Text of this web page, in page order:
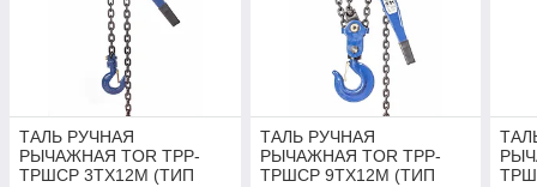
ТАЛЬ РУЧНАЯ
РЫЧАЖНАЯ TOR ТРР-
ТРШСР 3ТХ12М (ТИП
ТАЛЬ РУЧНАЯ
РЫЧАЖНАЯ TOR ТРР-
ТРШСР 9ТХ12М (ТИП